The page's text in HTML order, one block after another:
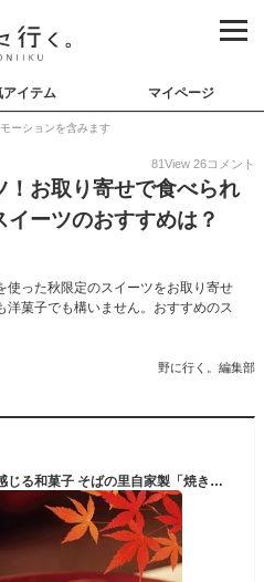
アイテム マイページ
ーションを含みます
81View 26コメント
！お取り寄せで食べられ
イーツのおすすめは？
使った秋限定のスイーツをお取り寄せ
洋菓子でも構いません。おすすめのス
野に行く。編集部
＼新商品／お彼岸 期間限定秋を感じる和菓子 そばの里自家製「焼き芋かりんとう饅頭6個」和 福のあん スイーツ 和スイーツ 秋 和菓子 ご挨拶 お祝い お返し 贈り物 冷凍便 越前そばの里 武生製麺